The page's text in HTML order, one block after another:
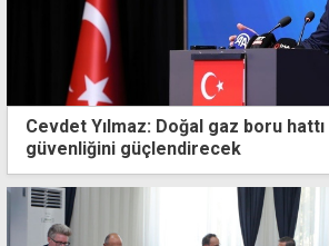
Cevdet Yılmaz: Doğal gaz boru
güvenliğini güçlendirecek